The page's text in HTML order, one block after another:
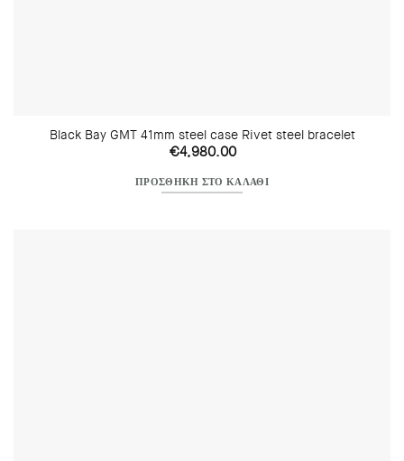
Black Bay GMT 41mm steel case Rivet steel bracelet
€4,980.00
ΠΡΟΣΘΉΚΗ ΣΤΟ ΚΑΛΆΘΙ